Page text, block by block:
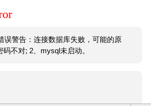
误警告：连接数据库失败，可能的原
码不对; 2、mysql未启动。